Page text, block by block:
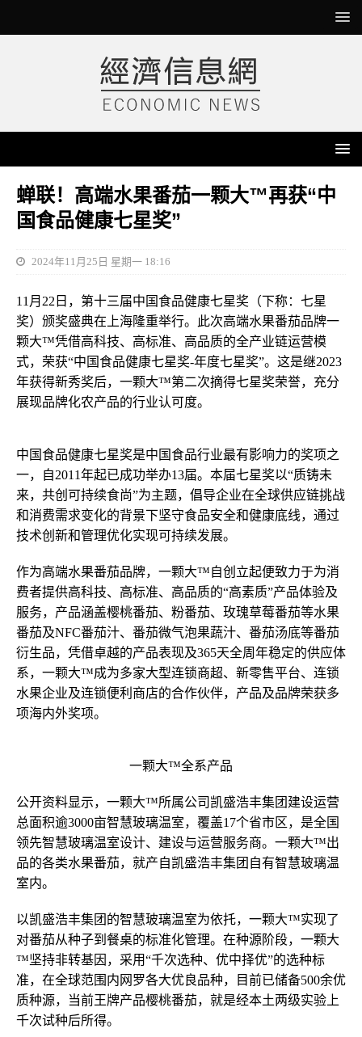
蝉联！高端水果番茄一颗大™再获“中
国食品健康七星奖”
2024年11月25日 星期一 18:16
11月22日，第十三届中国食品健康七星奖（下称：七星
奖）颁奖盛典在上海隆重举行。此次高端水果番茄品牌一
颗大™凭借高科技、高标准、高品质的全产业链运营模
式，荣获“中国食品健康七星奖-年度七星奖”。这是继2023
年获得新秀奖后，一颗大™第二次摘得七星奖荣誉，充分
展现品牌化农产品的行业认可度。
中国食品健康七星奖是中国食品行业最有影响力的奖项之
一，自2011年起已成功举办13届。本届七星奖以“质铸未
来，共创可持续食尚”为主题，倡导企业在全球供应链挑战
和消费需求变化的背景下坚守食品安全和健康底线，通过
技术创新和管理优化实现可持续发展。
作为高端水果番茄品牌，一颗大™自创立起便致力于为消
费者提供高科技、高标准、高品质的“高素质”产品体验及
服务，产品涵盖樱桃番茄、粉番茄、玫瑰草莓番茄等水果
番茄及NFC番茄汁、番茄微气泡果蔬汁、番茄汤底等番茄
衍生品，凭借卓越的产品表现及365天全周年稳定的供应体
系，一颗大™成为多家大型连锁商超、新零售平台、连锁
水果企业及连锁便利商店的合作伙伴，产品及品牌荣获多
项海内外奖项。
一颗大™全系产品
公开资料显示，一颗大™所属公司凯盛浩丰集团建设运营
总面积逾3000亩智慧玻璃温室，覆盖17个省市区，是全国
领先智慧玻璃温室设计、建设与运营服务商。一颗大™出
品的各类水果番茄，就产自凯盛浩丰集团自有智慧玻璃温
室内。
以凯盛浩丰集团的智慧玻璃温室为依托，一颗大™实现了
对番茄从种子到餐桌的标准化管理。在种源阶段，一颗大
™坚持非转基因，采用“千次选种、优中择优”的选种标
准，在全球范围内网罗各大优良品种，目前已储备500余优
质种源，当前王牌产品樱桃番茄，就是经本土两级实验上
千次试种后所得。